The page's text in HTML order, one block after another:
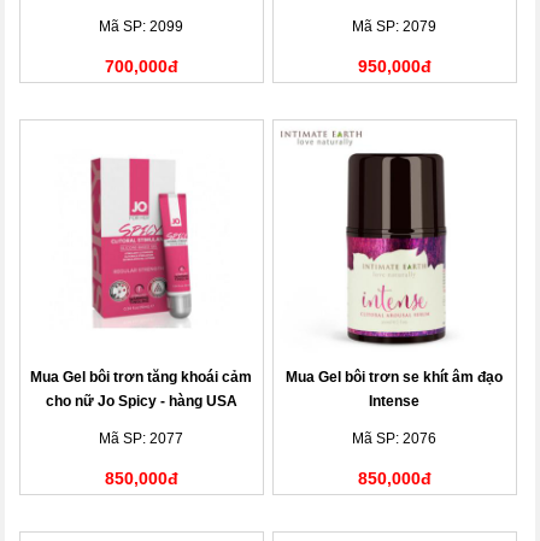
Mã SP: 2099
700,000đ
Mã SP: 2079
950,000đ
Mua Gel bôi trơn tăng khoái cảm
cho nữ Jo Spicy - hàng USA
Mã SP: 2077
850,000đ
Mua Gel bôi trơn se khít âm đạo
Intense
Mã SP: 2076
850,000đ